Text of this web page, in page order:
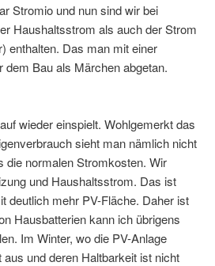
Stromio und nun sind wir bei
Haushaltsstrom als auch der Strom
enthalten. Das man mit einer
Bau als Märchen abgetan.
wieder einspielt. Wohlgemerkt das
sieht man nämlich nicht
die normalen Stromkosten. Wir
und Haushaltsstrom. Das ist
deutlich mehr PV-Fläche. Daher ist
Hausbatterien kann ich übrigens
Im Winter, wo die PV-Anlage
und deren Haltbarkeit ist nicht